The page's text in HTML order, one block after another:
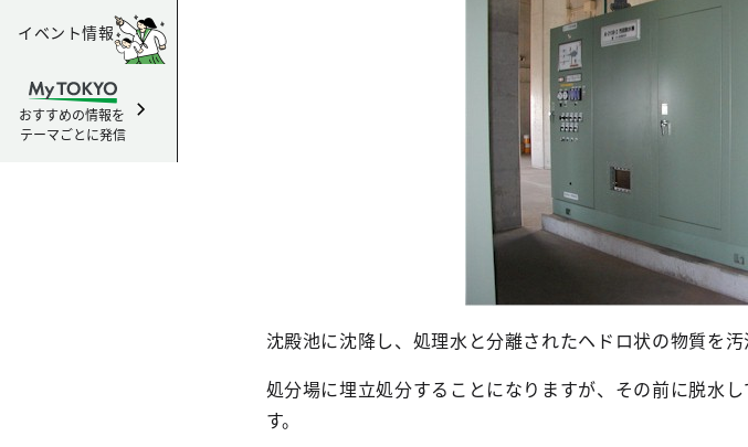
イベント情報
おすすめの情報を
テーマごとに発信
沈殿池に沈降し、処理水と分離されたヘドロ状の物質を汚
処分場に埋立処分することになりますが、その前に脱水
す。